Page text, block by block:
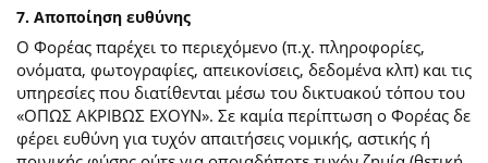
7. Αποποίηση ευθύνης
Ο Φορέας παρέχει το περιεχόμενο (π.χ. πληροφορίες,
ονόματα, φωτογραφίες, απεικονίσεις, δεδομένα κλπ) και τις
υπηρεσίες που διατίθενται μέσω του δικτυακού τόπου του
«ΟΠΩΣ ΑΚΡΙΒΩΣ ΕΧΟΥΝ». Σε καμία περίπτωση ο Φορέας δε
φέρει ευθύνη για τυχόν απαιτήσεις νομικής, αστικής ή